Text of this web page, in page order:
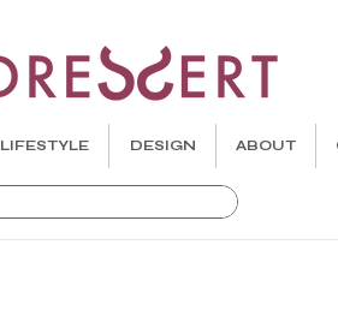
LIFESTYLE DESIGN ABOUT